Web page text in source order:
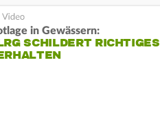
in Gewässern:
SCHILDERT RICHTIGES